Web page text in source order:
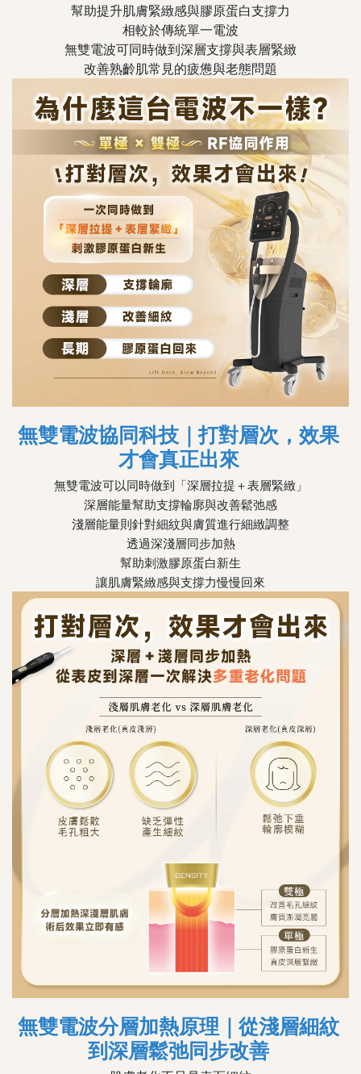
幫助提升肌膚緊緻感與膠原蛋白支撐力
相較於傳統單一電波
無雙電波可同時做到深層支撐與表層緊緻
改善熟齡肌常見的疲憊與老態問題
無雙電波協同科技｜打對層次，效果
才會真正出來
無雙電波可以同時做到「深層拉提＋表層緊緻」
深層能量幫助支撐輪廓與改善鬆弛感
淺層能量則針對細紋與膚質進行細緻調整
透過深淺層同步加熱
幫助刺激膠原蛋白新生
讓肌膚緊緻感與支撐力慢慢回來
無雙電波分層加熱原理｜從淺層細紋
到深層鬆弛同步改善